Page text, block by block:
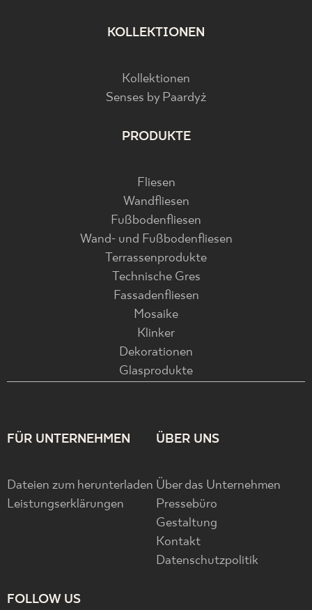
KOLLEKTIONEN
Kollektionen
Senses by Paardyż
PRODUKTE
Fliesen
Wandfliesen
Fußbodenfliesen
Wand- und Fußbodenfliesen
Terrassenprodukte
Technische Gres
Fassadenfliesen
Mosaike
Klinker
Dekorationen
Glasprodukte
FÜR UNTERNEHMEN
Dateien zum herunterladen
Leistungserklärungen
ÜBER UNS
Über das Unternehmen
Pressebüro
Gestaltung
Kontakt
Datenschutzpolitik
FOLLOW US